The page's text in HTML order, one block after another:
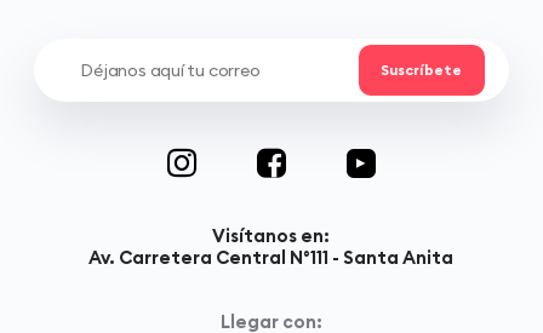
Visítanos en:
Av. Carretera Central N°111 - Santa Anita
Llegar con: